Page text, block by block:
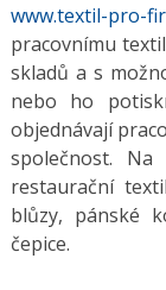
www.textil-pro-
pracovnímu
skladů a s
nebo ho
objednávají
společnost.
restaurační
blůzy, pánské
čepice.